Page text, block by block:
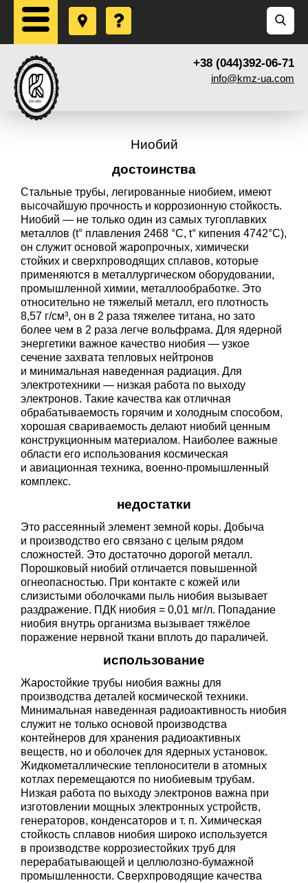
+38 (044)392-06-71
info@kmz-ua.com
Ниобий
достоинства
Стальные трубы, легированные ниобием, имеют
высочайшую прочность и коррозионную стойкость.
Ниобий — не только один из самых тугоплавких
металлов (t° плавления 2468 °C, t° кипения 4742°С),
он служит основой жаропрочных, химически
стойких и сверхпроводящих сплавов, которые
применяются в металлургическом оборудовании,
промышленной химии, металлообработке. Это
относительно не тяжелый металл, его плотность
8,57 г/см³, он в 2 раза тяжелее титана, но зато
более чем в 2 раза легче вольфрама. Для ядерной
энергетики важное качество ниобия — узкое
сечение захвата тепловых нейтронов
и минимальная наведенная радиация. Для
электротехники — низкая работа по выходу
электронов. Такие качества как отличная
обрабатываемость горячим и холодным способом,
хорошая свариваемость делают ниобий ценным
конструкционным материалом. Наиболее важные
области его использования космическая
и авиационная техника, военно-промышленный
комплекс.
недостатки
Это рассеянный элемент земной коры. Добыча
и производство его связано с целым рядом
сложностей. Это достаточно дорогой металл.
Порошковый ниобий отличается повышенной
огнеопасностью. При контакте с кожей или
слизистыми оболочками пыль ниобия вызывает
раздражение. ПДК ниобия = 0,01 мг/л. Попадание
ниобия внутрь организма вызывает тяжёлое
поражение нервной ткани вплоть до параличей.
использование
Жаростойкие трубы ниобия важны для
производства деталей космической техники.
Минимальная наведенная радиоактивность ниобия
служит не только основой производства
контейнеров для хранения радиоактивных
веществ, но и оболочек для ядерных установок.
Жидкометаллические теплоносители в атомных
котлах перемещаются по ниобиевым трубам.
Низкая работа по выходу электронов важна при
изготовлении мощных электронных устройств,
генераторов, конденсаторов и т. п. Химическая
стойкость сплавов ниобия широко используется
в производстве коррозиестойких труб для
перерабатывающей и целлюлозно-бумажной
промышленности. Сверхпроводящие качества